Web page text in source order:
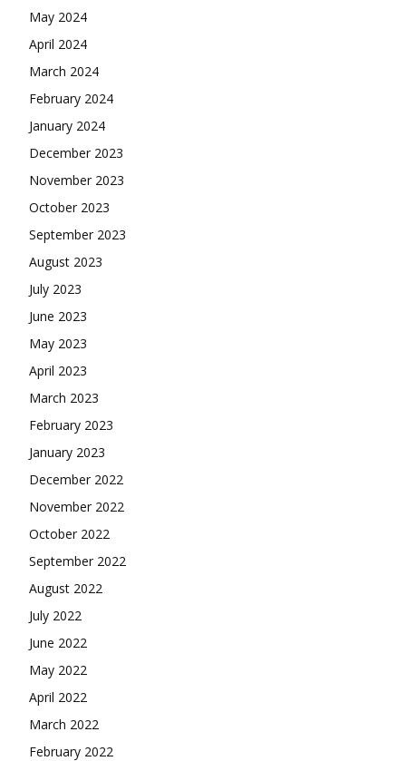
May 2024
April 2024
March 2024
February 2024
January 2024
December 2023
November 2023
October 2023
September 2023
August 2023
July 2023
June 2023
May 2023
April 2023
March 2023
February 2023
January 2023
December 2022
November 2022
October 2022
September 2022
August 2022
July 2022
June 2022
May 2022
April 2022
March 2022
February 2022